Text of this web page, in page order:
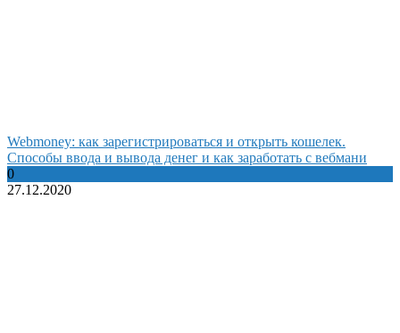
Webmoney: как зарегистрироваться и открыть кошелек.
Способы ввода и вывода денег и как заработать с вебмани
0
27.12.2020